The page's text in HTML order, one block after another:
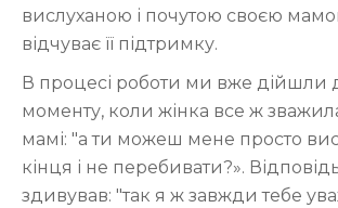
вислуханою і почутою своєю
відчуває її підтримку.
В процесі роботи ми вже дійшли
моменту, коли жінка все ж
мамі: "а ти можеш мене просто
кінця і не перебивати?».
здивував: "так я ж завжди тебе